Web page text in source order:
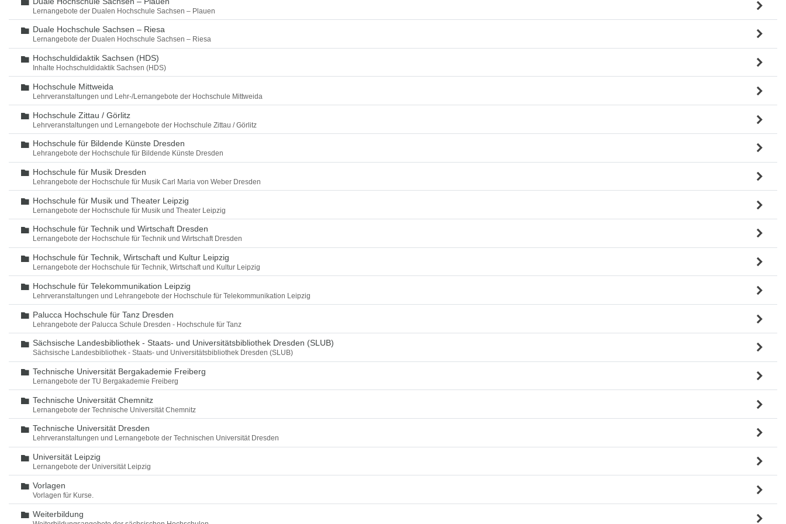
Lernangebote der Dualen Hochschule Sachsen – Plauen
Ordner
Duale Hochschule Sachsen – Riesa
Lernangebote der Dualen Hochschule Sachsen – Riesa
Ordner
Hochschuldidaktik Sachsen (HDS)
Inhalte Hochschuldidaktik Sachsen (HDS)
Ordner
Hochschule Mittweida
Lehrveranstaltungen und Lehr-/Lernangebote der Hochschule Mittweida
Ordner
Hochschule Zittau / Görlitz
Lehrveranstaltungen und Lernangebote der Hochschule Zittau / Görlitz
Ordner
Hochschule für Bildende Künste Dresden
Lehrangebote der Hochschule für Bildende Künste Dresden
Ordner
Hochschule für Musik Dresden
Lehrangebote der Hochschule für Musik Carl Maria von Weber Dresden
Ordner
Hochschule für Musik und Theater Leipzig
Lernangebote der Hochschule für Musik und Theater Leipzig
Ordner
Hochschule für Technik und Wirtschaft Dresden
Lernangebote der Hochschule für Technik und Wirtschaft Dresden
Ordner
Hochschule für Technik, Wirtschaft und Kultur Leipzig
Lernangebote der Hochschule für Technik, Wirtschaft und Kultur Leipzig
Ordner
Hochschule für Telekommunikation Leipzig
Lehrveranstaltungen und Lehrangebote der Hochschule für Telekommunikation Leipzig
Ordner
Palucca Hochschule für Tanz Dresden
Lehrangebote der Palucca Schule Dresden - Hochschule für Tanz
Ordner
Sächsische Landesbibliothek - Staats- und Universitätsbibliothek Dresden (SLUB)
Sächsische Landesbibliothek - Staats- und Universitätsbibliothek Dresden (SLUB)
Ordner
Technische Universität Bergakademie Freiberg
Lernangebote der TU Bergakademie Freiberg
Ordner
Technische Universität Chemnitz
Lernangebote der Technische Universität Chemnitz
Ordner
Technische Universität Dresden
Lehrveranstaltungen und Lernangebote der Technischen Universität Dresden
Ordner
Universität Leipzig
Lernangebote der Universität Leipzig
Ordner
Vorlagen
Vorlagen für Kurse.
Ordner
Weiterbildung